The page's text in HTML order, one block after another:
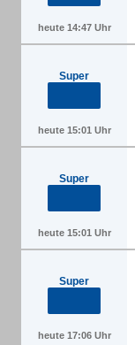
heute 14:47 Uhr
Super
heute 15:01 Uhr
Super
heute 15:01 Uhr
Super
heute 17:06 Uhr